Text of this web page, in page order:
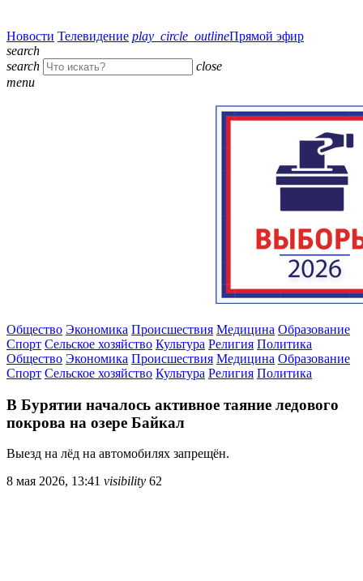
Новости Телевидение play_circle_outlineПрямой эфир
search
search
close
menu
Общество Экономика Происшествия Медицина Образование
Спорт Сельское хозяйство Культура Религия Политика
Общество Экономика Происшествия Медицина Образование
Спорт Сельское хозяйство Культура Религия Политика
В Бурятии началось активное таяние ледового
покрова на озере Байкал
Выезд на лёд на автомобилях запрещён.
8 мая 2026, 13:41 visibility 62